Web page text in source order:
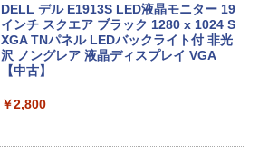
＼★最大2555円OFFクーポン★／【内蔵
テンキー搭載】中古ノートパソコン 中古
メモリ 4GB 新品SSD 256GB 15.6インチ
C 中古ノートPC
DELL デル E1913S LED液晶モニター 19
インチ スクエア ブラック 1280 x 1024 S
XGA TNパネル LEDバックライト付 非光
沢 ノングレア 液晶ディスプレイ VGA
【中古】
￥2,800